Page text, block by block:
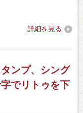
詳細を見る
ンプ、シング
でリトゥを下